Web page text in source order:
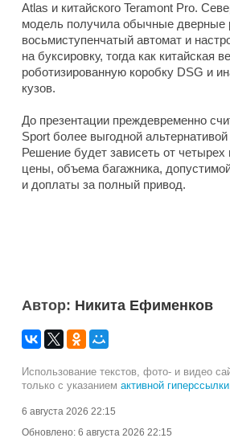
Atlas и китайского Teramont Pro.
модель получила обычные дверные
восьмиступенчатый автомат и
на буксировку, тогда как китайская
роботизированную коробку DSG и
кузов.
До презентации преждевременно
Sport более выгодной
Решение будет зависеть от
цены, объема багажника,
и доплаты за полный привод.
Автор: Никита Ефименков
Использование текстов, фото- и видео
только с указанием активной гиперссылки
6 августа 2026 22:15
Обновлено: 6 августа 2026 22:15